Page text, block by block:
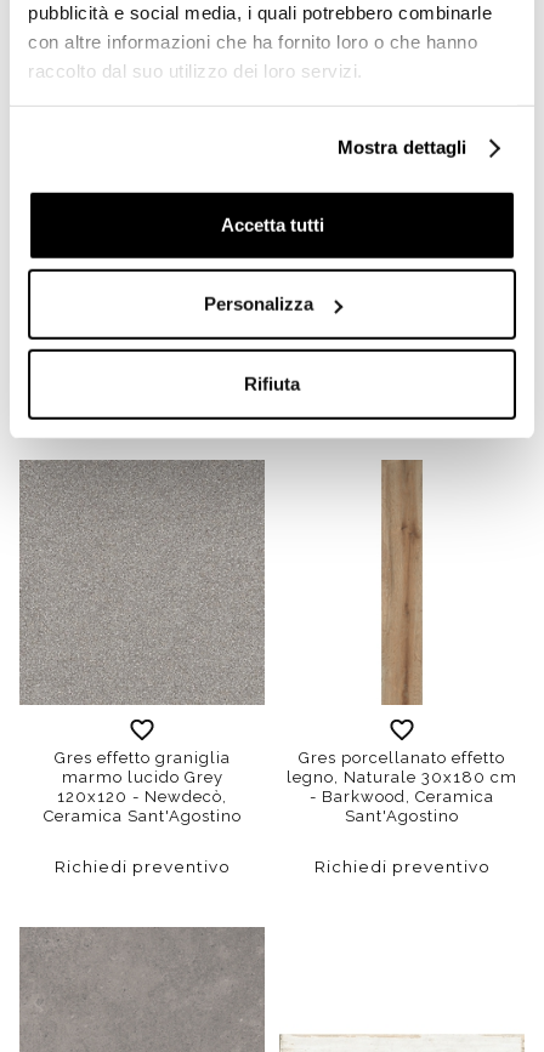
pubblicità e social media, i quali potrebbero combinarle
con altre informazioni che ha fornito loro o che hanno
raccolto dal suo utilizzo dei loro servizi.
Mostra dettagli
Accetta tutti
Personalizza
Rifiuta
porcellanato tinta unita
- Architecture, Casalgrande
porcellanato White 9x60
Casalgrande Padana
Gres effetto graniglia
marmo lucido Grey
120x120 - Newdecò,
Ceramica Sant'Agostino
Richiedi preventivo
Gres porcellanato effetto
legno, Naturale 30x180 cm
- Barkwood, Ceramica
Sant'Agostino
Richiedi preventivo